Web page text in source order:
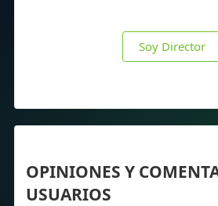
Soy Director
OPINIONES Y
USUARIOS